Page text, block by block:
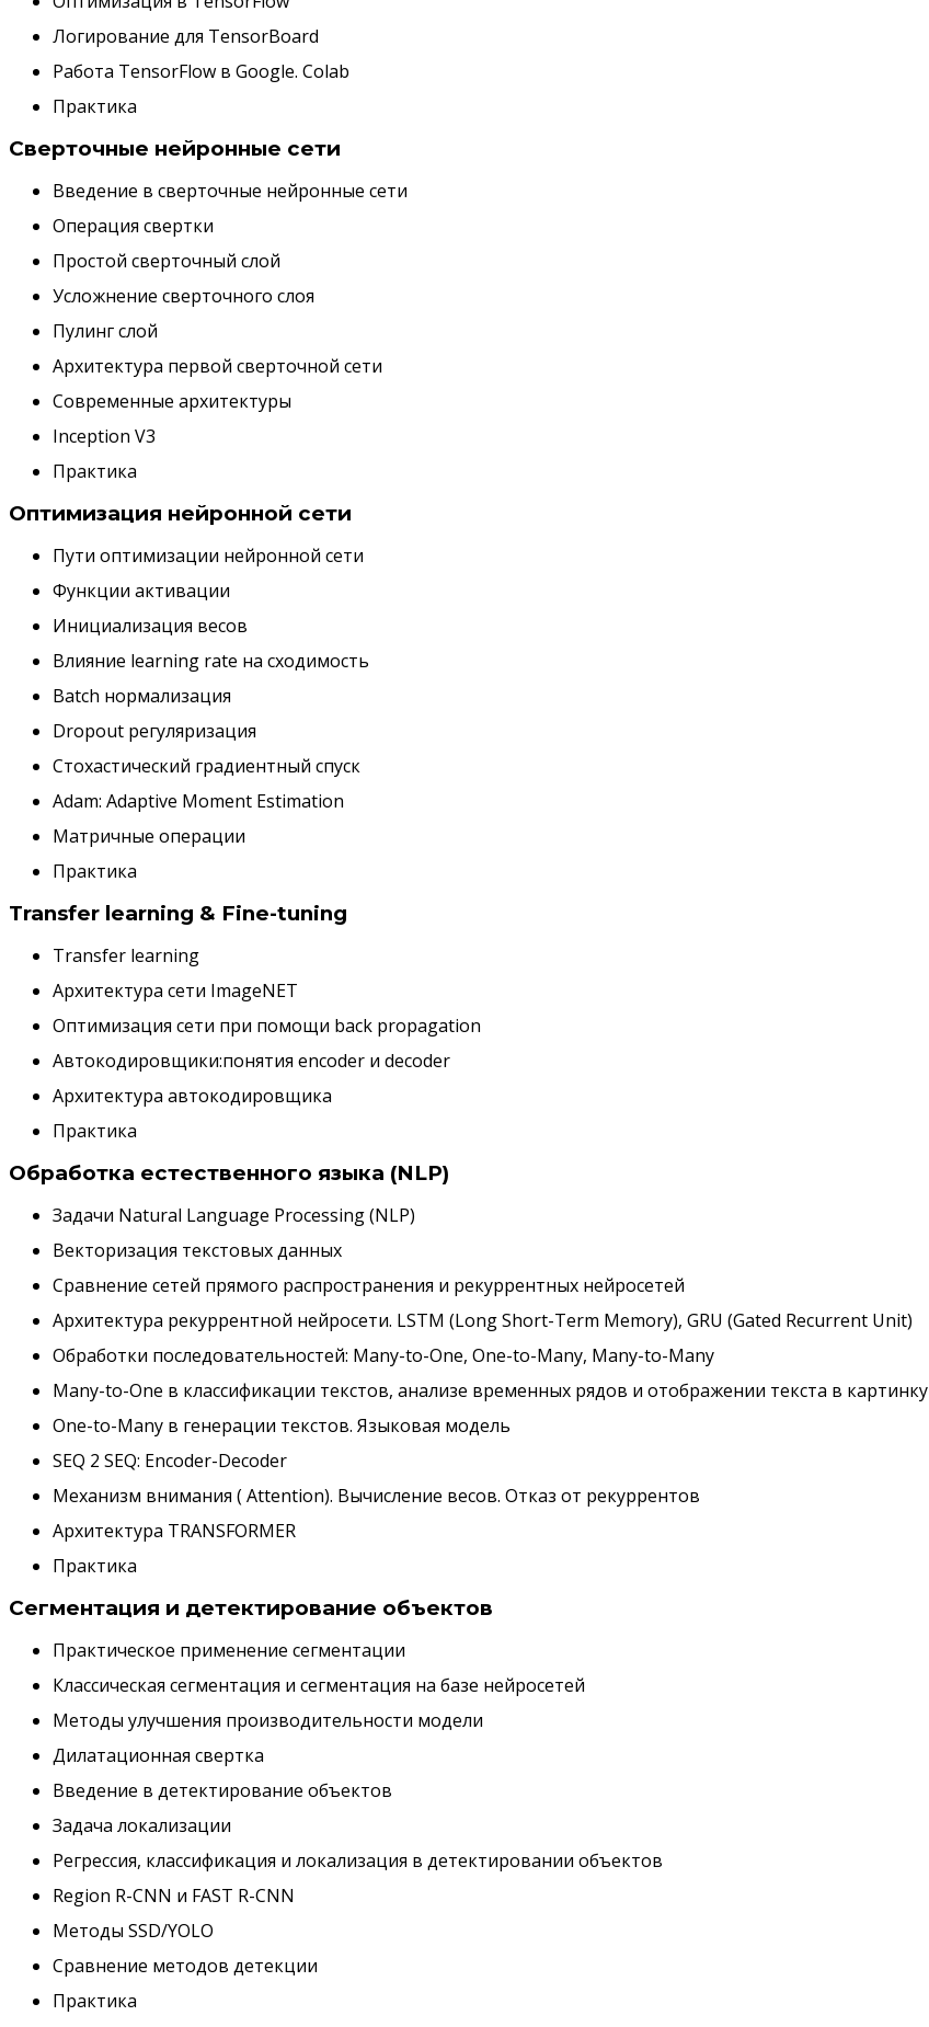
Логирование для TensorBoard
Работа TensorFlow в Google. Colab
Практика
Сверточные нейронные сети
Введение в сверточные нейронные сети
Операция свертки
Простой сверточный слой
Усложнение сверточного слоя
Пулинг слой
Архитектура первой сверточной сети
Современные архитектуры
Inception V3
Практика
Оптимизация нейронной сети
Пути оптимизации нейронной сети
Функции активации
Инициализация весов
Влияние learning rate на сходимость
Batch нормализация
Dropout регуляризация
Стохастический градиентный спуск
Adam: Adaptive Moment Estimation
Матричные операции
Практика
Transfer learning & Fine-tuning
Transfer learning
Архитектура сети ImageNET
Оптимизация сети при помощи back propagation
Автокодировщики:понятия encoder и decoder
Архитектура автокодировщика
Практика
Обработка естественного языка (NLP)
Задачи Natural Language Processing (NLP)
Векторизация текстовых данных
Сравнение сетей прямого распространения и рекуррентных нейросетей
Архитектура рекуррентной нейросети. LSTM (Long Short-Term Memory), GRU (Gated Recurrent Unit)
Обработки последовательностей: Many-to-One, One-to-Many, Many-to-Many
Many-to-One в классификации текстов, анализе временных рядов и отображении текста в картинку
One-to-Many в генерации текстов. Языковая модель
SEQ 2 SEQ: Encoder-Decoder
Механизм внимания ( Attention). Вычисление весов. Отказ от рекуррентов
Архитектура TRANSFORMER
Практика
Сегментация и детектирование объектов
Практическое применение сегментации
Классическая сегментация и сегментация на базе нейросетей
Методы улучшения производительности модели
Дилатационная свертка
Введение в детектирование объектов
Задача локализации
Регрессия, классификация и локализация в детектировании объектов
Region R-CNN и FAST R-CNN
Методы SSD/YOLO
Сравнение методов детекции
Практика